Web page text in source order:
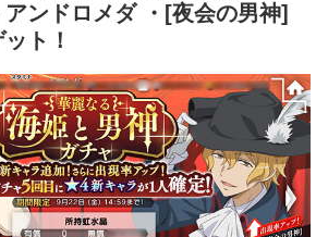
ンドロメダ ・[夜会の男神]
ト！